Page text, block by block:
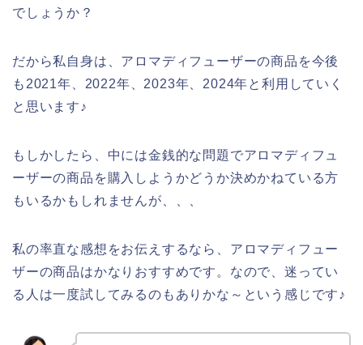
でしょうか？
だから私自身は、アロマディフューザーの商品を今後
も2021年、2022年、2023年、2024年と利用していく
と思います♪
もしかしたら、中には金銭的な問題でアロマディフュ
ーザーの商品を購入しようかどうか決めかねている方
もいるかもしれませんが、、、
私の率直な感想をお伝えするなら、アロマディフュー
ザーの商品はかなりおすすめです。なので、迷ってい
る人は一度試してみるのもありかな～という感じです♪